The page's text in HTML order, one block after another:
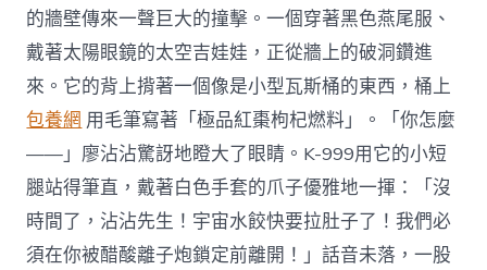
的牆壁傳來一聲巨大的撞擊。一個穿著黑色燕尾服、
戴著太陽眼鏡的太空吉娃娃，正從牆上的破洞鑽進
來。它的背上揹著一個像是小型瓦斯桶的東西，桶上
包養網 用毛筆寫著「極品紅棗枸杞燃料」。「你怎麼
——」廖沾沾驚訝地瞪大了眼睛。K-999用它的小短
腿站得筆直，戴著白色手套的爪子優雅地一揮：「沒
時間了，沾沾先生！宇宙水餃快要拉肚子了！我們必
須在你被醋酸離子炮鎖定前離開！」話音未落，一股